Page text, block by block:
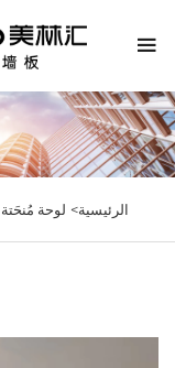
الرئيسية> لوحة مُنحَتة 160